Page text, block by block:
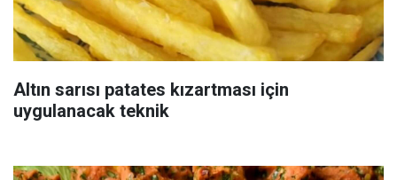
Altın sarısı patates kızartması için
uygulanacak teknik